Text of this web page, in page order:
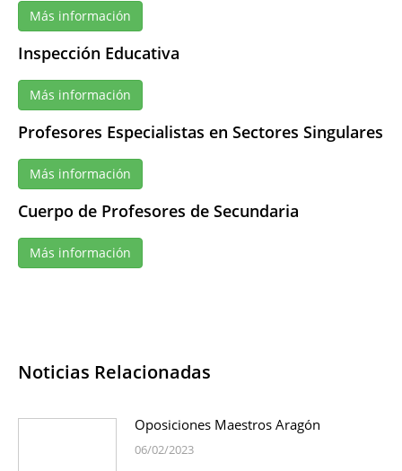
Más información
Inspección Educativa
Más información
Profesores Especialistas en Sectores Singulares
Más información
Cuerpo de Profesores de Secundaria
Más información
Noticias Relacionadas
Oposiciones Maestros Aragón
06/02/2023